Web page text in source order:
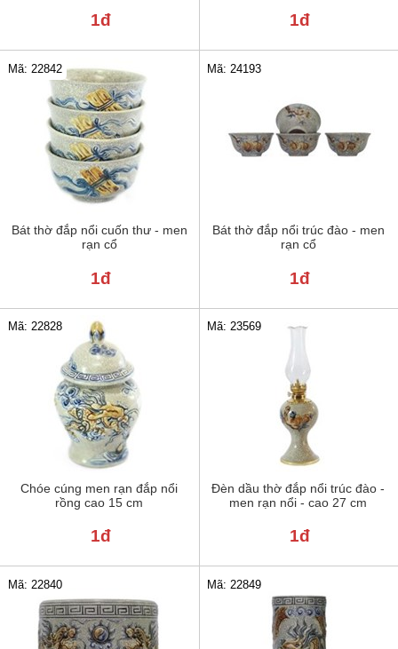
1đ 1đ
Bát thờ đắp nổi cuốn thư - men
rạn cổ
Mã: 22842
1đ
Bát thờ đắp nổi trúc đào - men
rạn cổ
Mã: 24193
1đ
Chóe cúng men rạn đắp nổi
rồng cao 15 cm
Mã: 22828
1đ
Đèn dầu thờ đắp nổi trúc đào -
men rạn nổi - cao 27 cm
Mã: 23569
1đ
Mã: 22840 Mã: 22849